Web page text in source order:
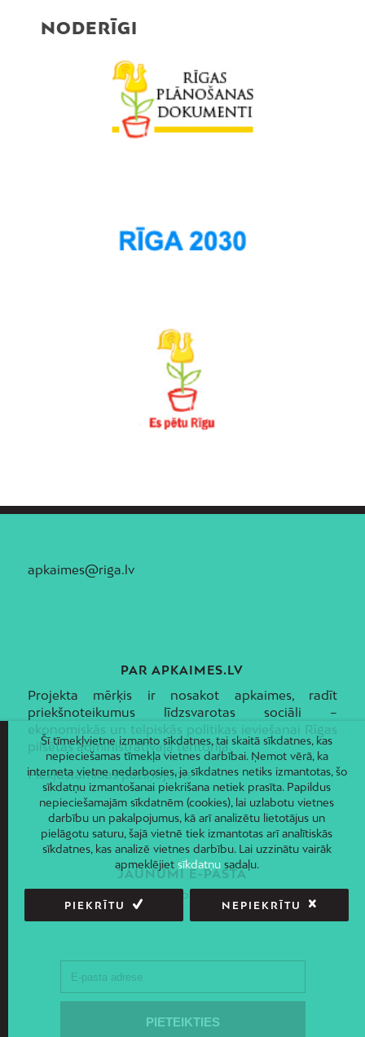
NODERĪGI
apkaimes@riga.lv
PAR APKAIMES.LV
Projekta mērķis ir nosakot apkaimes, radīt
priekšnoteikumus līdzsvarotas sociāli –
ekonomiskās un telpiskās politikas ieviešanai Rīgas
pilsētas administratīvajā teritorijā.
Piekļūstamības paziņojums
JAUNUMI E-PASTĀ
Piesakies un saņem jaunāko informāciju savā e-pastā!
Šī tīmekļvietne izmanto sīkdatnes, tai skaitā sīkdatnes, kas
nepieciešamas tīmekļa vietnes darbībai. Ņemot vērā, ka
interneta vietne nedarbosies, ja sīkdatnes netiks izmantotas, šo
sīkdatņu izmantošanai piekrišana netiek prasīta. Papildus
nepieciešamajām sīkdatnēm (cookies), lai uzlabotu vietnes
darbību un pakalpojumus, kā arī analizētu lietotājus un
pielāgotu saturu, šajā vietnē tiek izmantotas arī analītiskās
sīkdatnes, kas analizē vietnes darbību. Lai uzzinātu vairāk
apmeklējiet sīkdatņusadaļu.
PIEKRĪTU NEPIEKRĪTU